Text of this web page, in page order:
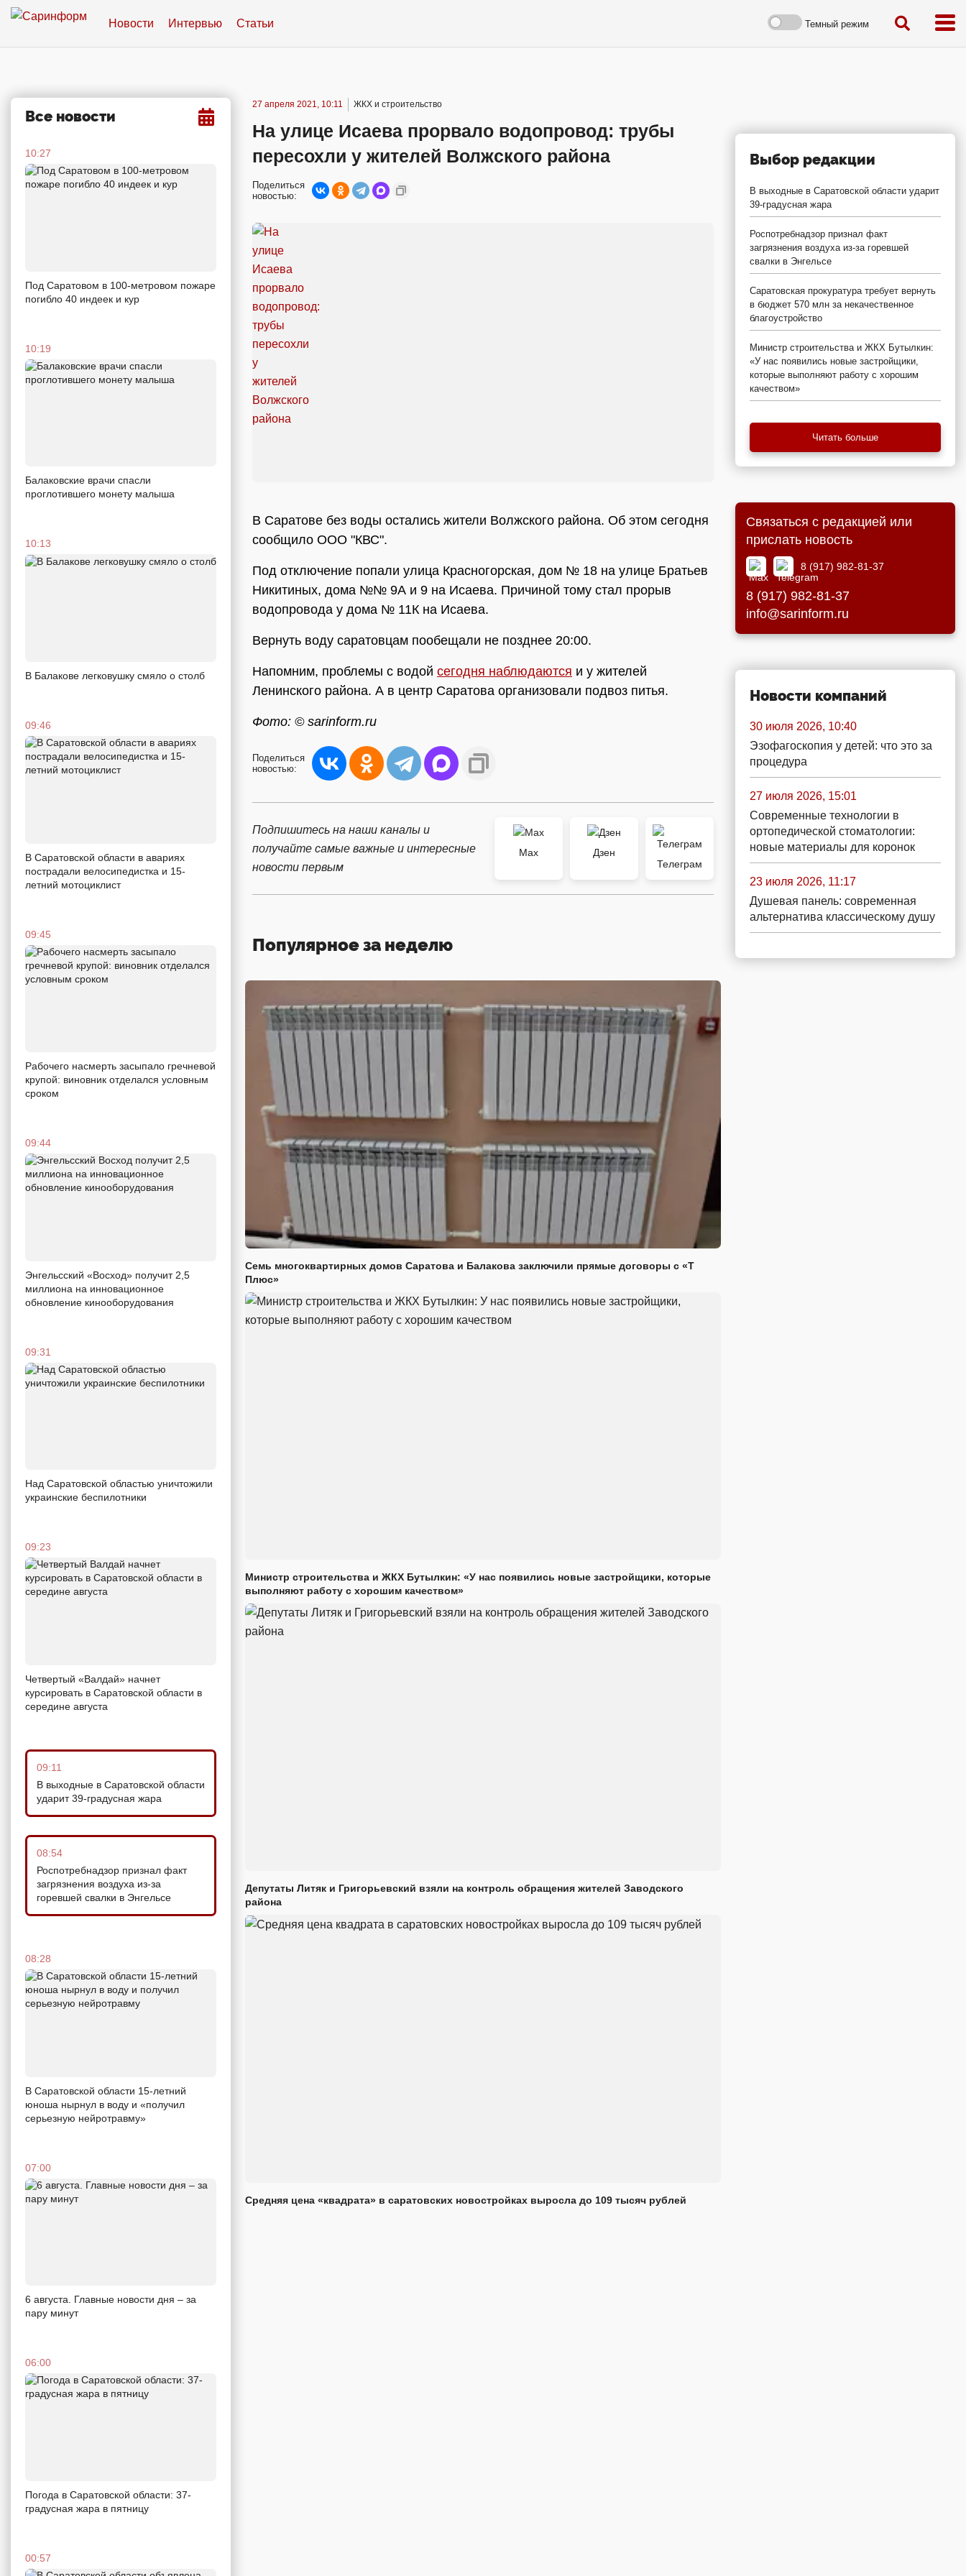
Новости Интервью Статьи Темный режим
Все новости
10:27
Под Саратовом в 100-метровом пожаре
погибло 40 индеек и кур
10:19
Балаковские врачи спасли
проглотившего монету малыша
10:13
В Балакове легковушку смяло о столб
09:46
В Саратовской области в авариях
пострадали велосипедистка и 15-
летний мотоциклист
09:45
Рабочего насмерть засыпало гречневой
крупой: виновник отделался условным
сроком
09:44
Энгельсский «Восход» получит 2,5
миллиона на инновационное
обновление кинооборудования
09:31
Над Саратовской областью уничтожили
украинские беспилотники
09:23
Четвертый «Валдай» начнет
курсировать в Саратовской области в
середине августа
09:11
В выходные в Саратовской области
ударит 39-градусная жара
08:54
Роспотребнадзор признал факт
загрязнения воздуха из-за
горевшей свалки в Энгельсе
08:28
В Саратовской области 15-летний
юноша нырнул в воду и «получил
серьезную нейротравму»
07:00
6 августа. Главные новости дня – за
пару минут
06:00
Погода в Саратовской области: 37-
градусная жара в пятницу
00:57
27 апреля 2021, 10:11 ЖКХ и строительство
На улице Исаева прорвало водопровод: трубы
пересохли у жителей Волжского района
Поделиться
новостью:
В Саратове без воды остались жители Волжского района. Об этом сегодня
сообщило ООО "КВС".
Под отключение попали улица Красногорская, дом № 18 на улице Братьев
Никитиных, дома №№ 9А и 9 на Исаева. Причиной тому стал прорыв
водопровода у дома № 11К на Исаева.
Вернуть воду саратовцам пообещали не позднее 20:00.
Напомним, проблемы с водой сегодня наблюдаются и у жителей
Ленинского района. А в центр Саратова организовали подвоз питья.
Фото: © sarinform.ru
Поделиться
новостью:
Подпишитесь на наши каналы и
получайте самые важные и интересные
новости первым
Max
Дзен
Телеграм
Популярное за неделю
Семь многоквартирных домов Саратова и Балакова заключили прямые договоры с «Т
Плюс»
Министр строительства и ЖКХ Бутылкин: «У нас появились новые застройщики, которые
выполняют работу с хорошим качеством»
Депутаты Литяк и Григорьевский взяли на контроль обращения жителей Заводского
района
Средняя цена «квадрата» в саратовских новостройках выросла до 109 тысяч рублей
Выбор редакции
В выходные в Саратовской области ударит
39-градусная жара
Роспотребнадзор признал факт
загрязнения воздуха из-за горевшей
свалки в Энгельсе
Саратовская прокуратура требует вернуть
в бюджет 570 млн за некачественное
благоустройство
Министр строительства и ЖКХ Бутылкин:
«У нас появились новые застройщики,
которые выполняют работу с хорошим
качеством»
Читать больше
Связаться с редакцией или
прислать новость
8 (917) 982-81-37
8 (917) 982-81-37
info@sarinform.ru
Новости компаний
30 июля 2026, 10:40
Эзофагоскопия у детей: что это за
процедура
27 июля 2026, 15:01
Современные технологии в
ортопедической стоматологии:
новые материалы для коронок
23 июля 2026, 11:17
Душевая панель: современная
альтернатива классическому душу